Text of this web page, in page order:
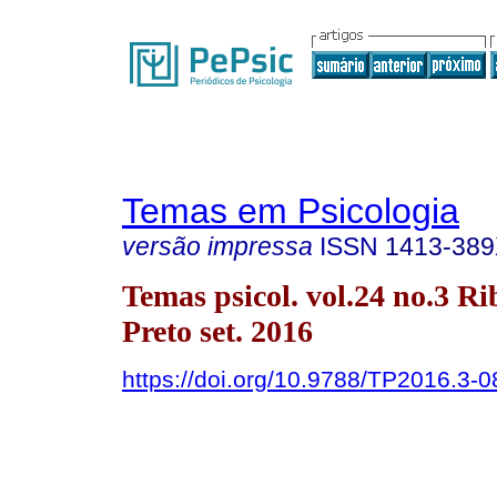
Temas em Psicologia
versão impressa ISSN 1413-
Temas psicol. vol.24 no.3
Preto set. 2016
https://doi.org/10.9788/TP2016.3-